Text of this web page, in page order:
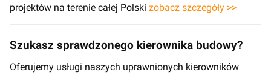
projektów na terenie całej Polski zobacz szczegóły >>
Szukasz sprawdzonego kierownika budowy?
Oferujemy usługi naszych uprawnionych kierowników